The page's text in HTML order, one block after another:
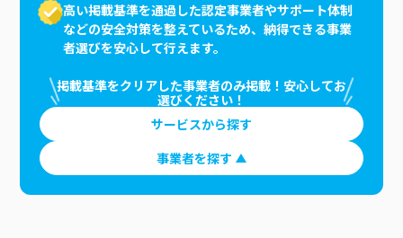
高い掲載基準を通過した認定事業者やサポート体制
などの安全対策を整えているため、納得できる事業
者選びを安心して行えます。
掲載基準をクリアした事業者のみ掲載！安心してお
選びください！
サービスから探す
事業者を探す